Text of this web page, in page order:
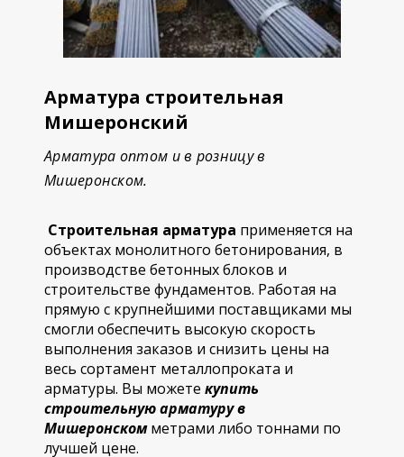
Арматура строительная
Мишеронский
Арматура оптом и в розницу в
Мишеронском.
Строительная арматура применяется на
объектах монолитного бетонирования, в
производстве бетонных блоков и
строительстве фундаментов. Работая на
прямую с крупнейшими поставщиками мы
смогли обеспечить высокую скорость
выполнения заказов и снизить цены на
весь сортамент металлопроката и
арматуры. Вы можете купить
строительнуюарматуру в
Мишеронскомметрами либо тоннами по
лучшей цене.